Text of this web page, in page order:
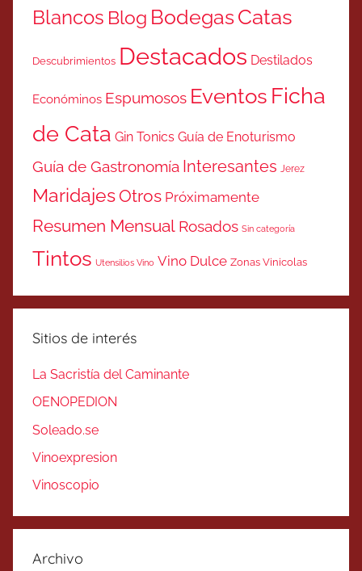
Blancos Blog BodegasCatas
Descubrimientos Destacados Destilados
Económinos Espumosos Eventos Ficha
de Cata Gin Tonics Guía de Enoturismo
Guía de Gastronomía Interesantes Jerez
MaridajesOtros Próximamente
Resumen Mensual Rosados Sin categoría
Tintos Utensilios Vino Vino Dulce Zonas Vinicolas
Sitios de interés
La Sacristía del Caminante
OENOPEDION
Soleado.se
Vinoexpresion
Vinoscopio
Archivo